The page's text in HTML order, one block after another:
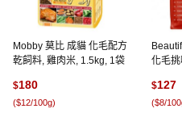
Mobby 莫比 成貓 化毛配方
乾飼料, 雞肉米, 1.5kg, 1袋
$180
($12/100g)
化毛挑
蔓越莓
$127
($8/